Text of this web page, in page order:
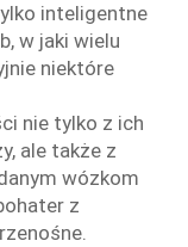
inteligentne
w jaki wielu
niektóre
nie tylko z ich
ale także z
wózkom
z